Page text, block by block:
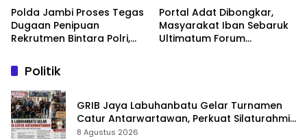
Polda Jambi Proses Tegas
Dugaan Penipuan
Rekrutmen Bintara Polri,
Portal Adat Dibongkar,
Masyarakat Iban Sebaruk
Ultimatum Forum
Politik
GRIB Jaya Labuhanbatu Gelar Turnamen
Catur Antarwartawan, Perkuat Silaturahmi
dan Sportivitas
8 Agustus 2026